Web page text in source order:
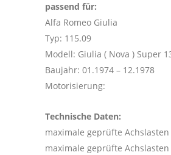
passend für:
Alfa Romeo Giulia
Typ: 115.09
Modell: Giulia ( Nova ) Super
Baujahr: 01.1974 – 12.1978
Motorisierung:
Technische Daten:
maximale geprüfte Achslasten
maximale geprüfte Achslasten